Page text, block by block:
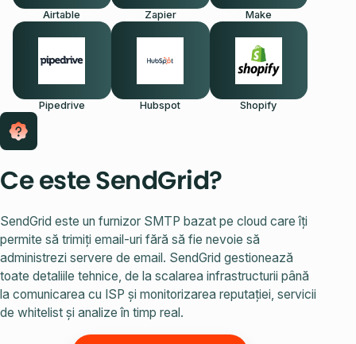
Airtable Zapier Make
Pipedrive Hubspot Shopify
Ce este SendGrid?
SendGrid este un furnizor SMTP bazat pe cloud care îți
permite să trimiți email-uri fără să fie nevoie să
administrezi servere de email. SendGrid gestionează
toate detaliile tehnice, de la scalarea infrastructurii până
la comunicarea cu ISP și monitorizarea reputației, servicii
de whitelist și analize în timp real.